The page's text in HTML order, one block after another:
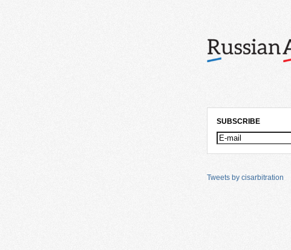
SUBSCRIBE
Tweets by cisarbitration